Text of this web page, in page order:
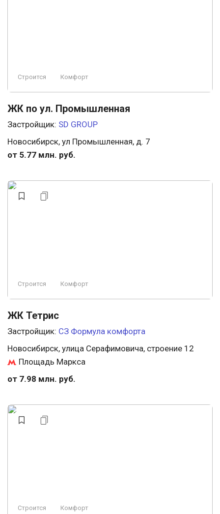
Строится Комфорт
ЖК по ул. Промышленная
Застройщик: SD GROUP
Новосибирск, ул Промышленная, д. 7
от 5.77 млн. руб.
Строится Комфорт
ЖК Тетрис
Застройщик: СЗ Формула комфорта
Новосибирск, улица Серафимовича, строение 12
Площадь Маркса
от 7.98 млн. руб.
Строится Комфорт